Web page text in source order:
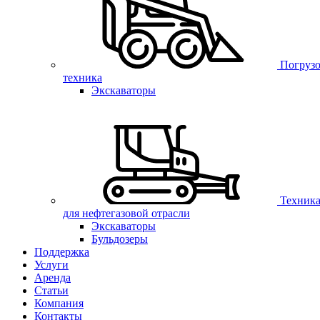
техника
Экскаваторы
Техника
для нефтегазовой отрасли
Экскаваторы
Бульдозеры
Поддержка
Услуги
Аренда
Статьи
Компания
Контакты